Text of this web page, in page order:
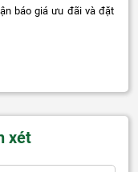
báo giá ưu đãi và đặt
xét